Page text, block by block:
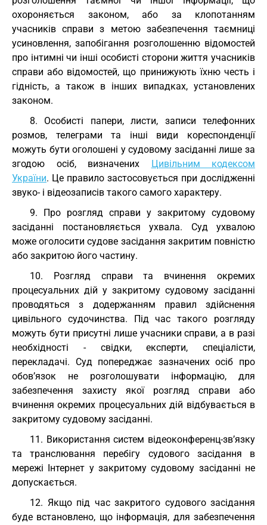
охороняється законом, або за клопотанням
учасників справи з метою забезпечення таємниці
усиновлення, запобігання розголошенню відомостей
про інтимні чи інші особисті сторони життя учасників
справи або відомостей, що принижують їхню честь і
гідність, а також в інших випадках, установлених
законом.
8. Особисті папери, листи, записи телефонних
розмов, телеграми та інші види кореспонденції
можуть бути оголошені у судовому засіданні лише за
згодою осіб, визначених Цивільним кодексом
України. Це правило застосовується при дослідженні
звуко- і відеозаписів такого самого характеру.
9. Про розгляд справи у закритому судовому
засіданні постановляється ухвала. Суд ухвалою
може оголосити судове засідання закритим повністю
або закритою його частину.
10. Розгляд справи та вчинення окремих
процесуальних дій у закритому судовому засіданні
проводяться з додержанням правил здійснення
цивільного судочинства. Під час такого розгляду
можуть бути присутні лише учасники справи, а в разі
необхідності - свідки, експерти, спеціалісти,
перекладачі. Суд попереджає зазначених осіб про
обов’язок не розголошувати інформацію, для
забезпечення захисту якої розгляд справи або
вчинення окремих процесуальних дій відбувається в
закритому судовому засіданні.
11. Використання систем відеоконференц-зв’язку
та транслювання перебігу судового засідання в
мережі Інтернет у закритому судовому засіданні не
допускається.
12. Якщо під час закритого судового засідання
буде встановлено, що інформація, для забезпечення